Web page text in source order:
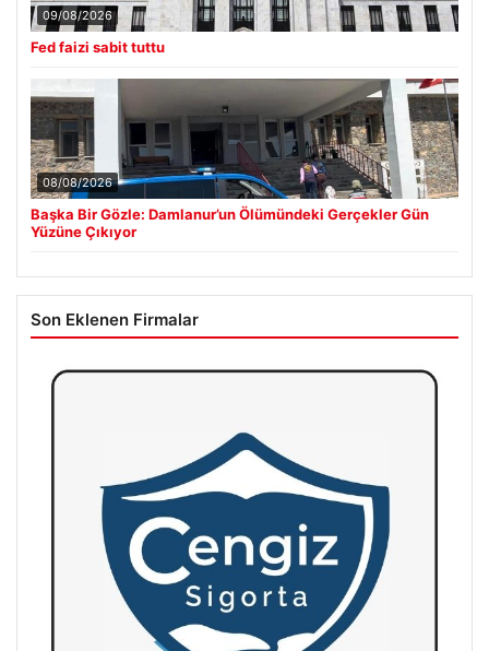
09/08/2026
Fed faizi sabit tuttu
08/08/2026
Başka Bir Gözle: Damlanur’un Ölümündeki Gerçekler Gün
Yüzüne Çıkıyor
Son Eklenen Firmalar